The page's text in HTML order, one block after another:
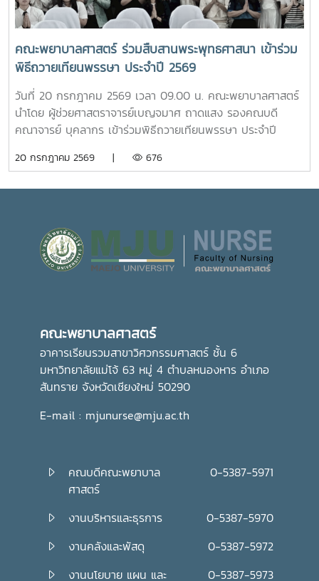
และการพัฒนาผลิตภัณฑ์กัญชงเพื่อสุขภาพ รวมทั้งนำเยี่ยมชม
แปลงกัญชง เพื่อเปิดมุมมองด้านงานวิจัยและนวัตกรรมทางการ
เกษตรของมหาวิทยาลัย จากนั้น นักศึกษาได้เดินทางไปศึกษา
แหล่งเรียนรู้อ่างเก็บน้ำห้วยโจ้ พร้อมนั่งรถเยี่ยมชมบริเวณรอบ
คณะและหน่วยงานที่ตั้งอยู่นอกพื้นที่หลักของมหาวิทยาลัย ได้แก่
คณะสัตวศาสตร์และเทคโนโลยี และวิทยาลัยพลังงาน เพื่อเรียนรู้
ศักยภาพและความหลากหลายของศาสตร์ที่มหาวิทยาลัยแม่โจ้เปิด
การเรียนการสอน กิจกรรมตามโครงการดังกล่าว นับว่าเป็นการ
ส่งเสริมการเรียนรู้นอกห้องเรียน สร้างเครือข่ายความร่วมมือ
ระหว่างหน่วยงาน พัฒนาทักษะการคิดวิเคราะห์ การแก้ไขปัญหา
ตลอดจนการปรับตัวในรั้วมหาวิทยาลัย อันเป็นรากฐานสำคัญใน
การก้าวสู่การเป็นวิชาชีพพยาบาลที่มีคุณธรรมและจริยธรรมต่อไป
ห้อง “ร่มอินทนิล” ยังเป็นพื้นที่แห่งการเรียนรู้และฝึกปฏิบัติ
วิชาชีพของนักศึกษาพยาบาล ภายใต้การกำกับดูแลของ
คณาจารย์และบุคลากรผู้เชี่ยวชาญ เพื่อให้นักศึกษาได้พัฒนา
ทักษะการดูแลผู้รับบริการจากสถานการณ์จริง ควบคู่ไปกับการ
สร้างประโยชน์แก่สังคมภายในมหาวิทยาลัยอย่างไรก็ตาม การเปิด
ให้บริการห้อง “ร่มอินทนิล” ในครั้งนี้ นับว่าเป็นก้าวสำคัญของ
มหาวิทยาลัย ในการพัฒนาระบบการดูแลสุขภาพของนักศึกษา
อย่างเป็นรูปธรรม สะท้อนถึงความมุ่งมั่นในการสร้างสภาพ
ดีของนักศึกษาอย่างรอบด้าน
คณะพยาบาลศาสตร์ ร่วมสืบสานพระพุทธศาสนา เข้าร่วม
พิธีถวายเทียนพรรษา ประจำปี 2569
วันที่ 20 กรกฎาคม 2569 เวลา 09.00 น. คณะพยาบาลศาสตร์
นำโดย ผู้ช่วยศาสตราจารย์เบญจมาศ ถาดแสง รองคณบดี
คณาจารย์ บุคลากร เข้าร่วมพิธีถวายเทียนพรรษา ประจำปี
ประธานในพิธี ณ อาคารแผ่พืชน์ มหาวิทยาลัยแม่โจ้ผู้เข้าร่วมพิธี
อีกทั้งยังเป็นการส่งเสริมการอนุรักษ์ศิลปวัฒนธรรมและปลูกฝัง
คุณธรรม จริยธรรม ตลอดจนสร้างความเป็นสิริมงคลแก่ชีวิต
คณะพยาบาลศาสตร์ มุ่งมั่น ส่งเสริมให้บุคลากรมีส่วนร่วมในการ
ต่อไปอย่างไรก็ตาม พิธีถวายเทียนพรรษาในครั้งนี้ จัดโดย กอง
ส่งเสริมศิลปวัฒนธรรม มหาวิทยาลัยแม่โจ้
20 กรกฎาคม 2569 | 676
คณะพยาบาลศาสตร์
อาคารเรียนรวมสาขาวิศวกรรมศาสตร์ ชั้น 6
มหาวิทยาลัยแม่โจ้ 63 หมู่ 4 ตำบลหนองหาร อำเภอ
สันทราย จังหวัดเชียงใหม่ 50290
E-mail : mjunurse@mju.ac.th
คณบดีคณะพยาบาล
ศาสตร์
0-5387-5971
งานบริหารและธุรการ
0-5387-5970
งานคลังและพัสดุ
0-5387-5972
งานนโยบาย แผน และ
0-5387-5973